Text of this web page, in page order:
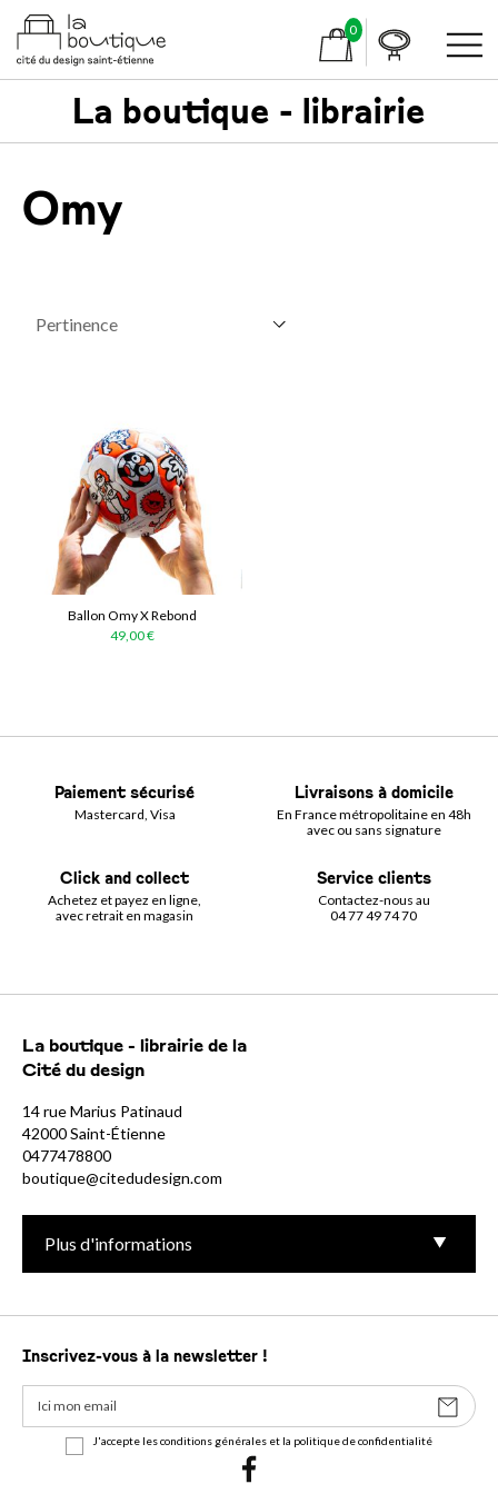
0
La boutique - librairie
Omy
Ballon Omy X Rebond
49,00 €
Paiement sécurisé
Mastercard, Visa
Livraisons à domicile
En France métropolitaine en 48h
avec ou sans signature
Click and collect
Achetez et payez en ligne,
avec retrait en magasin
Service clients
Contactez-nous au
04 77 49 74 70
La boutique - librairie de la
Cité du design
14 rue Marius Patinaud
42000 Saint-Étienne
0477478800
boutique@citedudesign.com
Plus d'informations
Inscrivez-vous à la newsletter !
J'accepte les conditions générales et la politique de confidentialité